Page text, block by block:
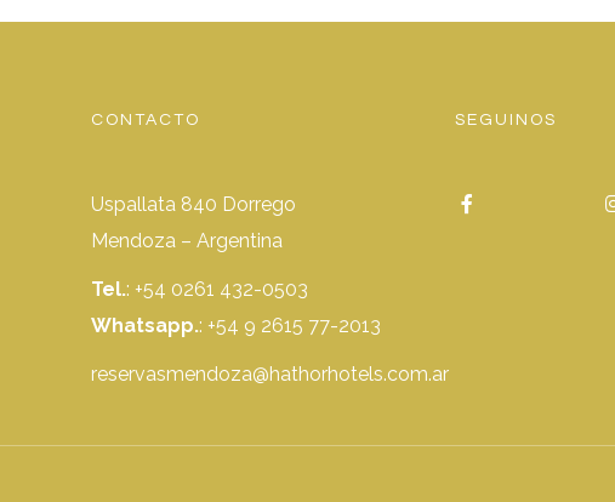
CONTACTO
Uspallata 840 Dorrego
Mendoza – Argentina
Tel.: +54 0261 432-0503
Whatsapp.: +54 9 2615 77-2013
reservasmendoza@hathorhotels.com.ar
SEGUINOS